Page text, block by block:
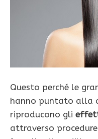
Questo perché le
hanno puntato alla
riproducono gli
attraverso